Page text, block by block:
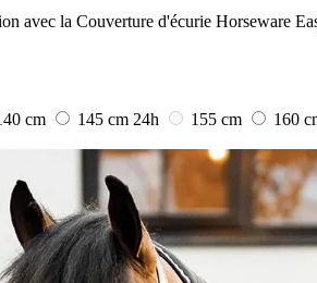
avec la Couverture d'écurie Horseware
cm 145 cm 24h 155 cm 160